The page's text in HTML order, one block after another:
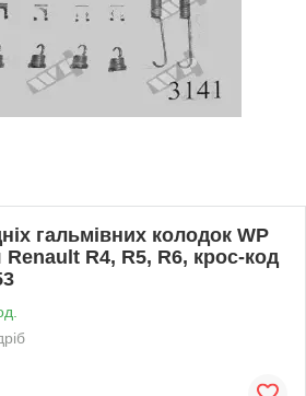
гальмівних колодок WP
R4, R5, R6, крос-код